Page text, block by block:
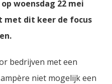
woensdag 22 mei
met dit keer de focus
bedrijven met een
niet mogelijk een